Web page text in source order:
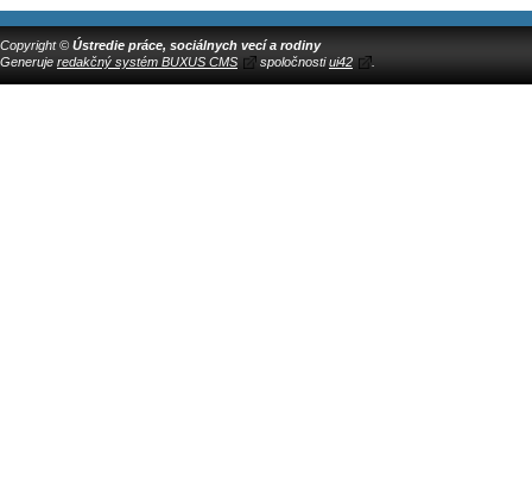
Copyright © Ústredie práce, sociálnych vecí a rodiny
Generuje redakčný systém BUXUS CMS spoločnostiui42